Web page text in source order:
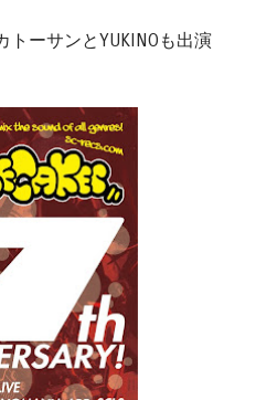
トーサンとYUKINOも出演